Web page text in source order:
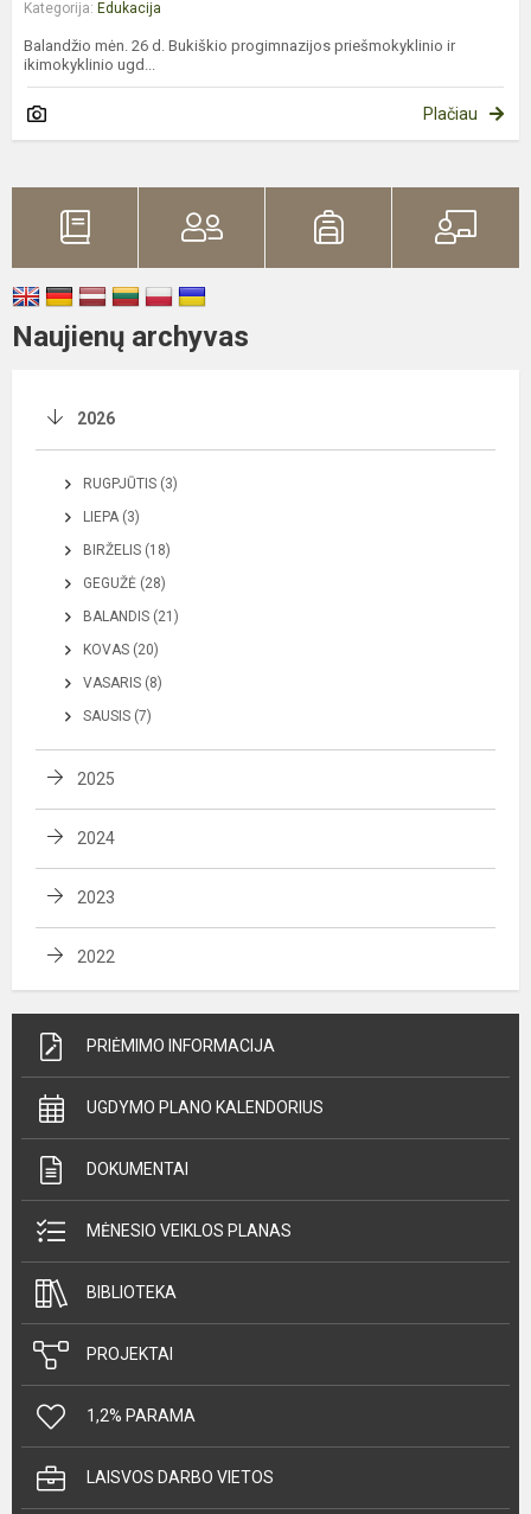
Kategorija: Edukacija
Balandžio mėn. 26 d. Bukiškio progimnazijos priešmokyklinio ir
ikimokyklinio ugd...
Plačiau
Naujienų archyvas
2026
RUGPJŪTIS (3)
LIEPA (3)
BIRŽELIS (18)
GEGUŽĖ (28)
BALANDIS (21)
KOVAS (20)
VASARIS (8)
SAUSIS (7)
2025
2024
2023
2022
PRIĖMIMO INFORMACIJA
UGDYMO PLANO KALENDORIUS
DOKUMENTAI
MĖNESIO VEIKLOS PLANAS
BIBLIOTEKA
PROJEKTAI
1,2% PARAMA
LAISVOS DARBO VIETOS